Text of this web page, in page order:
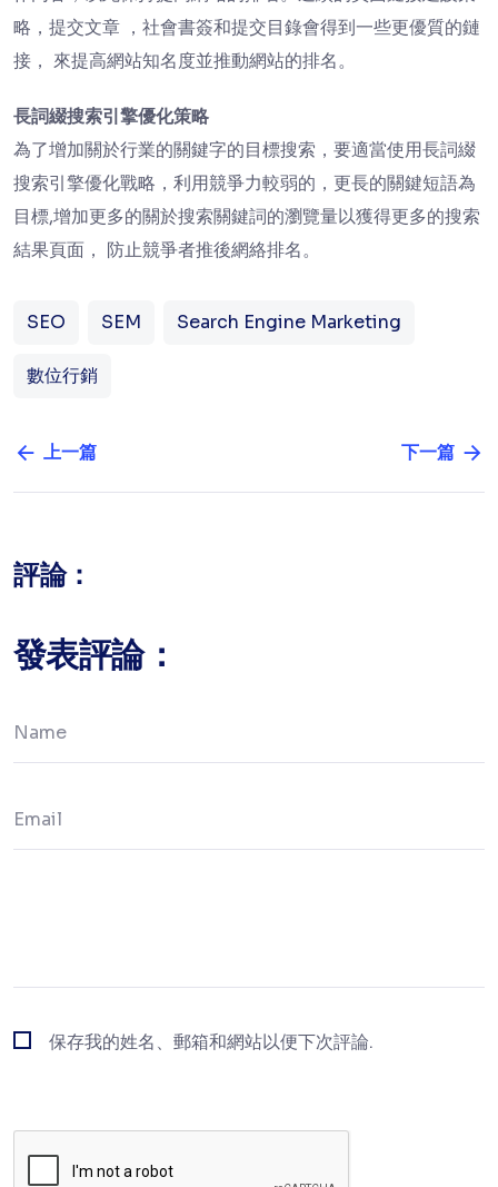
略，提交文章 ，社會書簽和提交目錄會得到一些更優質的鏈
接， 來提高網站知名度並推動網站的排名。
長詞綴搜索引擎優化策略
為了增加關於行業的關鍵字的目標搜索，要適當使用長詞綴
搜索引擎優化戰略，利用競爭力較弱的，更長的關鍵短語為
目標,增加更多的關於搜索關鍵詞的瀏覽量以獲得更多的搜索
結果頁面， 防止競爭者推後網絡排名。
SEO SEM Search Engine Marketing
數位行銷
上一篇 下一篇
評論：
發表評論：
保存我的姓名、郵箱和網站以便下次評論.